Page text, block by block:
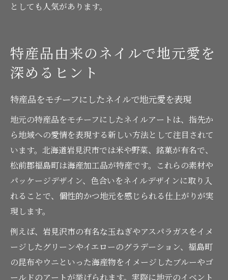
としても人気があります。
特産品由来のネイルで地元愛を
深めるヒント
特産品をモチーフにしたネイルで地元愛を表現
地元の特産品をモチーフにしたネイルアートは、指先か
ら地域への愛情を表現する新しい方法として注目されて
います。北海道岩見沢市では米や野菜、銘菓が有名で、
松前郡福島町は海産加工品が特産です。これらの素材や
パッケージデザイン、色合いをネイルデザインに取り入
れることで、個性的かつ地元を感じられる仕上がりが実
現します。
例えば、岩見沢市の有名な玉ねぎやアスパラガスをイメ
ージしたグリーンやイエローのグラデーション、福島町
の昆布やウニといった海産物をイメージしたブルーやゴ
ールドのアートが挙げられます。実際に地元のイベント